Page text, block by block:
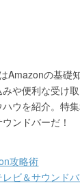
Amazonの基礎
みや便利な受け
ハウを紹介。特
ンドバーだ！
攻略術
レビ＆サウンド